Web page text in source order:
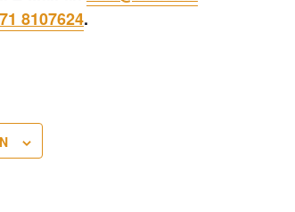
8107624.